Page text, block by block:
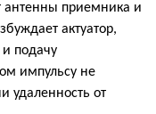
антенны приемника и
актуатор,
подачу
импульсу не
удаленность от